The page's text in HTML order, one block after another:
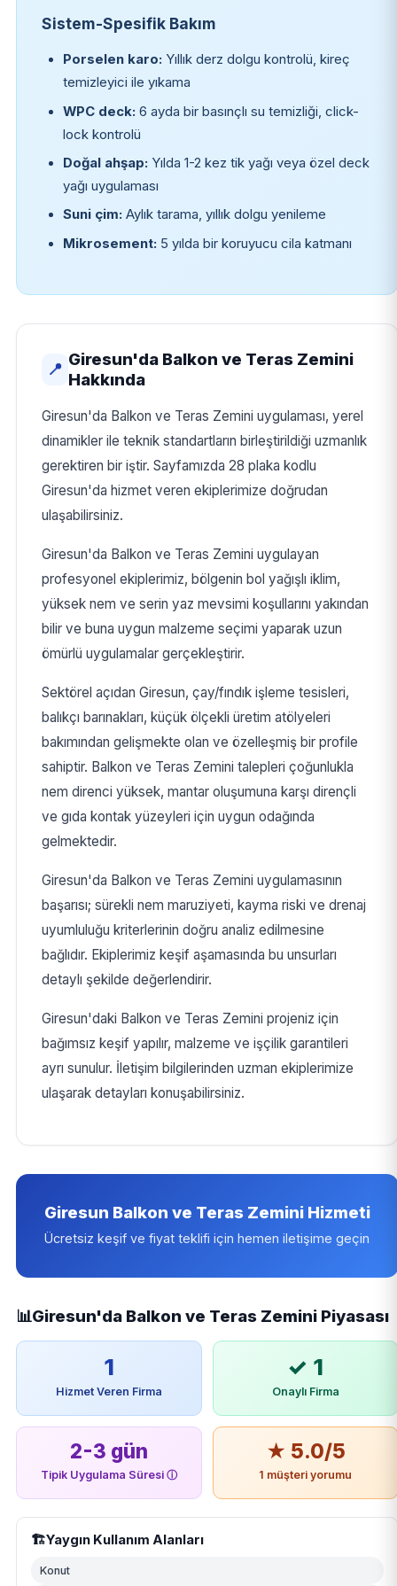
Sistem-Spesifik Bakım
Porselen karo: Yıllık derz dolgu kontrolü, kireç
temizleyici ile yıkama
WPC deck: 6 ayda bir basınçlı su temizliği, click-
lock kontrolü
Doğal ahşap: Yılda 1-2 kez tik yağı veya özel deck
yağı uygulaması
Suni çim: Aylık tarama, yıllık dolgu yenileme
Mikrosement: 5 yılda bir koruyucu cila katmanı
📍
Giresun'da Balkon ve Teras Zemini
Hakkında
Giresun'da Balkon ve Teras Zemini uygulaması, yerel
dinamikler ile teknik standartların birleştirildiği uzmanlık
gerektiren bir iştir. Sayfamızda 28 plaka kodlu
Giresun'da hizmet veren ekiplerimize doğrudan
ulaşabilirsiniz.
Giresun'da Balkon ve Teras Zemini uygulayan
profesyonel ekiplerimiz, bölgenin bol yağışlı iklim,
yüksek nem ve serin yaz mevsimi koşullarını yakından
bilir ve buna uygun malzeme seçimi yaparak uzun
ömürlü uygulamalar gerçekleştirir.
Sektörel açıdan Giresun, çay/fındık işleme tesisleri,
balıkçı barınakları, küçük ölçekli üretim atölyeleri
bakımından gelişmekte olan ve özelleşmiş bir profile
sahiptir. Balkon ve Teras Zemini talepleri çoğunlukla
nem direnci yüksek, mantar oluşumuna karşı dirençli
ve gıda kontak yüzeyleri için uygun odağında
gelmektedir.
Giresun'da Balkon ve Teras Zemini uygulamasının
başarısı; sürekli nem maruziyeti, kayma riski ve drenaj
uyumluluğu kriterlerinin doğru analiz edilmesine
bağlıdır. Ekiplerimiz keşif aşamasında bu unsurları
detaylı şekilde değerlendirir.
Giresun'daki Balkon ve Teras Zemini projeniz için
bağımsız keşif yapılır, malzeme ve işçilik garantileri
ayrı sunulur. İletişim bilgilerinden uzman ekiplerimize
ulaşarak detayları konuşabilirsiniz.
Giresun Balkon ve Teras Zemini Hizmeti
Ücretsiz keşif ve fiyat teklifi için hemen iletişime geçin
📊Giresun'da Balkon ve Teras Zemini Piyasası
1
Hizmet Veren Firma
✓ 1
Onaylı Firma
2-3 gün
Tipik Uygulama Süresi ⓘ
★ 5.0/5
1 müşteri yorumu
🏗️Yaygın Kullanım Alanları
Konut